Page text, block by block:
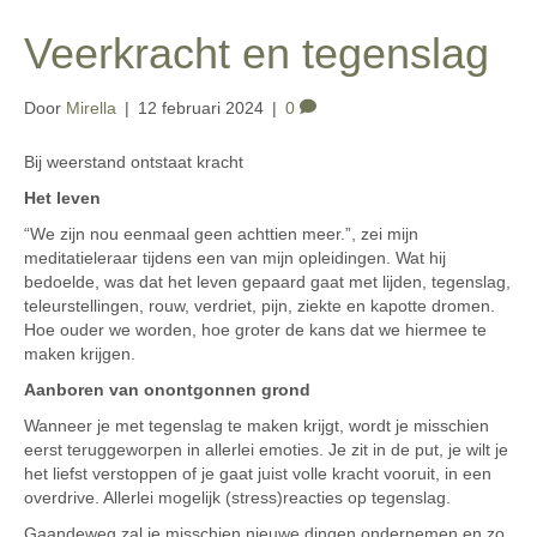
Veerkracht en tegenslag
Door Mirella | 12 februari 2024 | 0
Bij weerstand ontstaat kracht
Het leven
“We zijn nou eenmaal geen achttien meer.”, zei mijn
meditatieleraar tijdens een van mijn opleidingen. Wat hij
bedoelde, was dat het leven gepaard gaat met lijden, tegenslag,
teleurstellingen, rouw, verdriet, pijn, ziekte en kapotte dromen.
Hoe ouder we worden, hoe groter de kans dat we hiermee te
maken krijgen.
Aanboren van onontgonnen grond
Wanneer je met tegenslag te maken krijgt, wordt je misschien
eerst teruggeworpen in allerlei emoties. Je zit in de put, je wilt je
het liefst verstoppen of je gaat juist volle kracht vooruit, in een
overdrive. Allerlei mogelijk (stress)reacties op tegenslag.